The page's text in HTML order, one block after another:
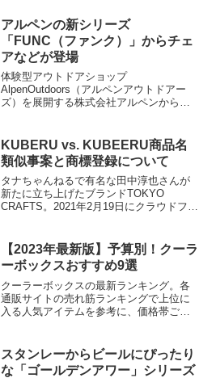
細をレビューします。
アルペンの新シリーズ
「FUNC（ファンク）」からチェ
アなどが登場
体験型アウトドアショップ
AlpenOutdoors（アルペンアウトドアー
ズ）を展開する株式会社アルペンから、
ル、コット、マグなどが2021年7月9日か
ら発売されます。詳細をレビューしま
す。
KUBERU vs. KUBEERU商品名
類似事案と商標登録について
タナちゃんねるで有名な田中淳也さんが
新たに立ち上げたブランドTOKYO
CRAFTS。2021年2月19日にクラウドファ
ました。しかし、以前から広島の池田鉄
工有限会社が展開するガレージブランド
IPPO ProductsでKUBEERUというよく似
た名称の焚き火台が販売されておりまし
た。商標登録の観点から本件を深堀りし
ます。
【2023年最新版】予算別！クーラ
ーボックスおすすめ9選
クーラーボックスの最新ランキング。各
通販サイトの売れ筋ランキングで上位に
入る人気アイテムを参考に、価格帯ごと
せて解説。
スタンレーからビールにぴったり
な「ゴールデンアワー」シリーズ